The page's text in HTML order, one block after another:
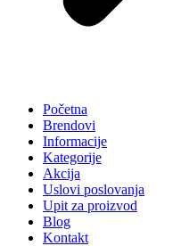
Početna
Brendovi
Informacije
Kategorije
Akcija
Uslovi poslovanja
Upit za proizvod
Blog
Kontakt